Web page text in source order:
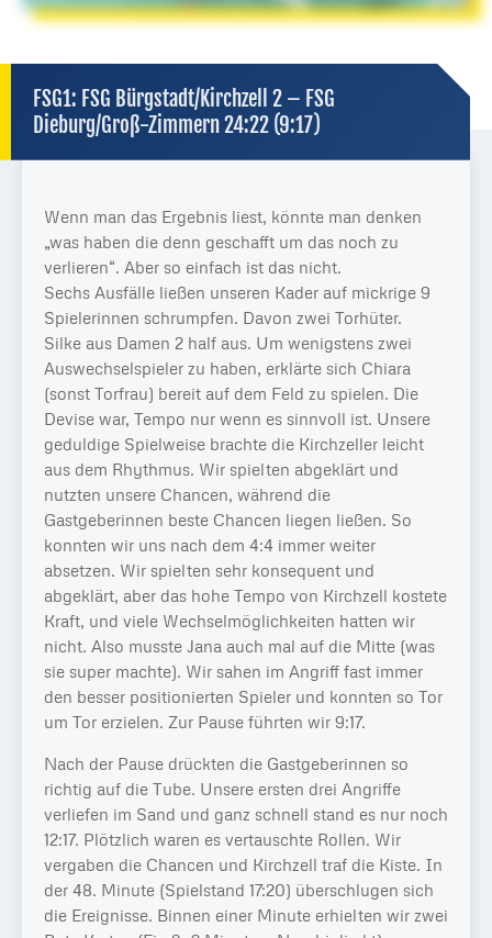
FSG1: FSG Bürgstadt/Kirchzell 2 – FSG
Dieburg/Groß-Zimmern 24:22 (9:17)
Wenn man das Ergebnis liest, könnte man denken
„was haben die denn geschafft um das noch zu
verlieren“. Aber so einfach ist das nicht.
Sechs Ausfälle ließen unseren Kader auf mickrige 9
Spielerinnen schrumpfen. Davon zwei Torhüter.
Silke aus Damen 2 half aus. Um wenigstens zwei
Auswechselspieler zu haben, erklärte sich Chiara
(sonst Torfrau) bereit auf dem Feld zu spielen. Die
Devise war, Tempo nur wenn es sinnvoll ist. Unsere
geduldige Spielweise brachte die Kirchzeller leicht
aus dem Rhythmus. Wir spielten abgeklärt und
nutzten unsere Chancen, während die
Gastgeberinnen beste Chancen liegen ließen. So
konnten wir uns nach dem 4:4 immer weiter
absetzen. Wir spielten sehr konsequent und
abgeklärt, aber das hohe Tempo von Kirchzell kostete
Kraft, und viele Wechselmöglichkeiten hatten wir
nicht. Also musste Jana auch mal auf die Mitte (was
sie super machte). Wir sahen im Angriff fast immer
den besser positionierten Spieler und konnten so Tor
um Tor erzielen. Zur Pause führten wir 9:17.
Nach der Pause drückten die Gastgeberinnen so
richtig auf die Tube. Unsere ersten drei Angriffe
verliefen im Sand und ganz schnell stand es nur noch
12:17. Plötzlich waren es vertauschte Rollen. Wir
vergaben die Chancen und Kirchzell traf die Kiste. In
der 48. Minute (Spielstand 17:20) überschlugen sich
die Ereignisse. Binnen einer Minute erhielten wir zwei